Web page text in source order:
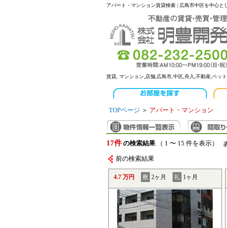
アパート・マンション賃貸検索 | 広島市中区を中心と
賃貸, マンション,店舗,広島市,中区,舟入,不動産,ペット
TOPページ ＞ アパート・マンション
17件 の検索結果（ 1 〜 15 件を表示）
前の検索結果
4.7 万円 敷 2ヶ月 礼 1ヶ月